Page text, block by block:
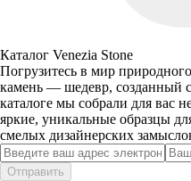
Каталог Venezia Stone
Погрузитесь в мир
камень — шедевр, созданный
каталоге мы собрали для вас
яркие, уникальные образцы
смелых дизайнерских
Отправить